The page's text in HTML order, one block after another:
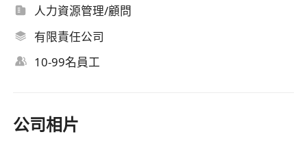
人力資源管理/顧問
有限責任公司
10-99名員工
公司相片